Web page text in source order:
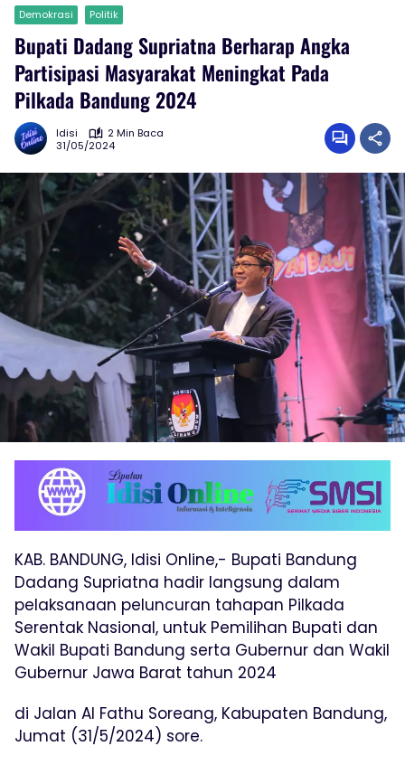
Demokrasi Politik
Bupati Dadang Supriatna Berharap Angka
Partisipasi Masyarakat Meningkat Pada
Pilkada Bandung 2024
Idisi
2 Min Baca
31/05/2024
KAB. BANDUNG, Idisi Online,- Bupati Bandung
Dadang Supriatna hadir langsung dalam
pelaksanaan peluncuran tahapan Pilkada
Serentak Nasional, untuk Pemilihan Bupati dan
Wakil Bupati Bandung serta Gubernur dan Wakil
Gubernur Jawa Barat tahun 2024
di Jalan Al Fathu Soreang, Kabupaten Bandung,
Jumat (31/5/2024) sore.